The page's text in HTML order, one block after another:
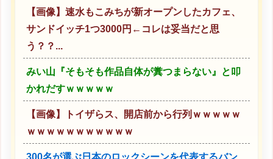
【画像】速水もこみちが新オープンしたカフェ、
サンドイッチ1つ3000円←コレは妥当だと思
う？？...
みい山『そもそも作品自体が糞つまらない』と叩
かれだすｗｗｗｗｗ
【画像】トイザらス、開店前から行列ｗｗｗｗｗ
ｗｗｗｗｗｗｗｗｗｗｗ